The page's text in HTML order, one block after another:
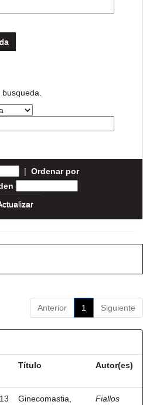
| Ordenar por
Anterior 1 Siguiente
Título Autor(es)
Ginecomastia,
Fiallos